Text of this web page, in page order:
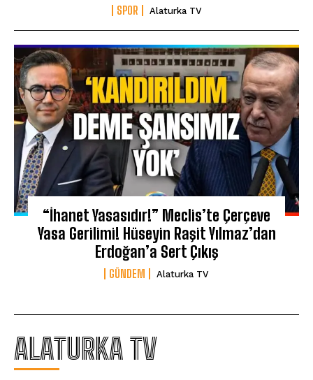
SPOR Alaturka TV
“İhanet Yasasıdır!” Meclis’te Çerçeve
Yasa Gerilimi! Hüseyin Raşit Yılmaz’dan
Erdoğan’a Sert Çıkış
GÜNDEM Alaturka TV
ALATURKA TV